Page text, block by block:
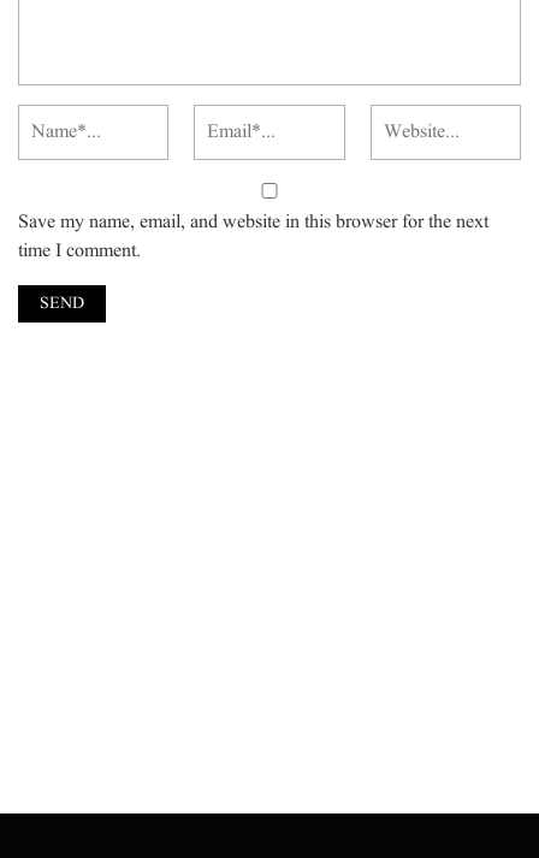
Save my name, email, and website in this browser for the next
time I comment.